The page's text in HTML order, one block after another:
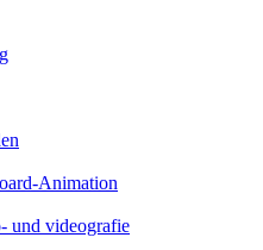
Animation
und videografie